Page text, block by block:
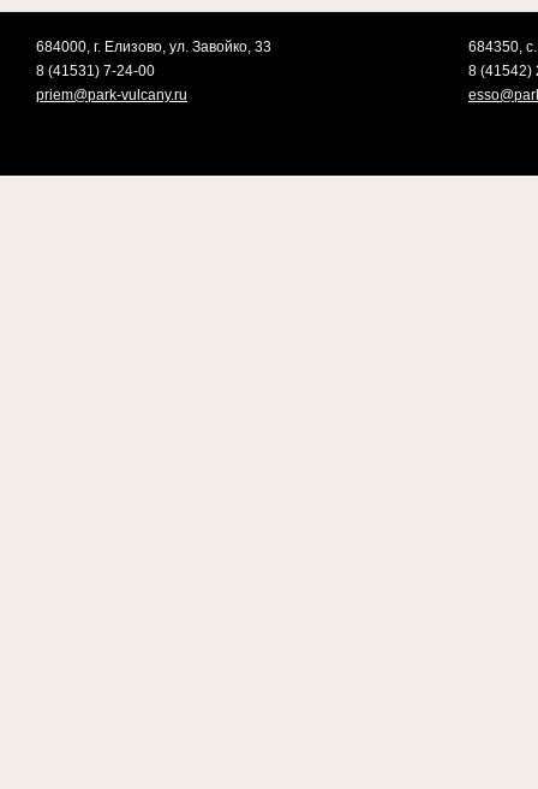
684000, г. Елизово, ул. Завойко, 33
8 (41531) 7-24-00
priem@park-vulcany.ru
684350,
8 (41542)